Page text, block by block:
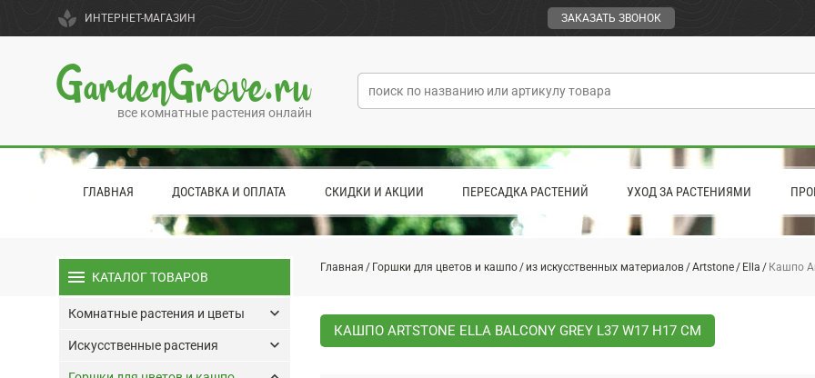
spa ИНТЕРНЕТ-МАГАЗИН ЗАКАЗАТЬ ЗВОНОК
GardenGrove.ru
все комнатные растения онлайн
ГЛАВНАЯ ДОСТАВКА И ОПЛАТА СКИДКИ И АКЦИИ ПЕРЕСАДКА РАСТЕНИЙ УХОД ЗА РАСТЕНИЯМИ
Главная Горшки для цветов и кашпо из искусственных материалов Artstone Ella Кашпо
КАШПО ARTSTONE ELLA BALCONY GREY L37 W17 H17 СМ
menu КАТАЛОГ ТОВАРОВ
Комнатные растения и цветы keyboard_arrow_down
Искусственные растения keyboard_arrow_down